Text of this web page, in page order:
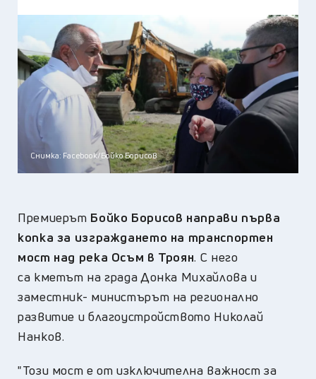
Снимка: Facebook/Бойко Борисов
Премиерът Бойко Борисов направи първа
копка за изграждането на транспортен
мост над река Осъм в Троян. С него
са кметът на града Донка Михайлова и
заместник- министърът на регионално
развитие и благоустройството Николай
Нанков.
"Този мост е от изключителна важност за